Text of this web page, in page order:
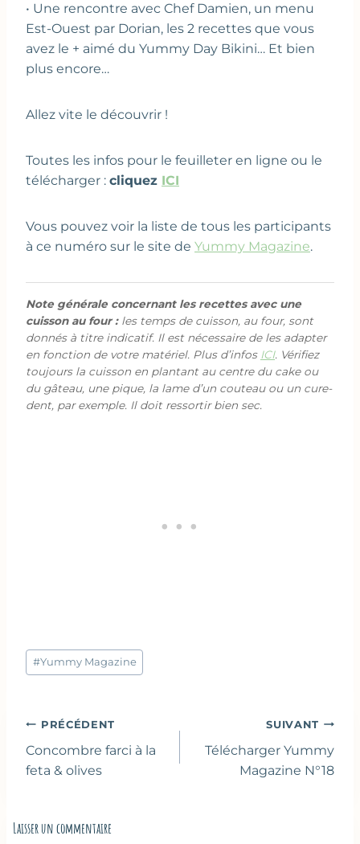
• Une rencontre avec Chef Damien, un menu
Est-Ouest par Dorian, les 2 recettes que vous
avez le + aimé du Yummy Day Bikini… Et bien
plus encore…
Allez vite le découvrir !
Toutes les infos pour le feuilleter en ligne ou le
télécharger : cliquez ICI
Vous pouvez voir la liste de tous les participants
à ce numéro sur le site de Yummy Magazine.
Note générale concernant les recettes avec une
cuisson au four :les temps de cuisson, au four, sont
donnés à titre indicatif. Il est nécessaire de les adapter
en fonction de votre matériel. Plus d’infos ICI. Vérifiez
toujours la cuisson en plantant au centre du cake ou
du gâteau, une pique, la lame d’un couteau ou un cure-
dent, par exemple. Il doit ressortir bien sec.
Étiquettes
de
#Yummy Magazine
Navigation
de
l’article
PRÉCÉDENT
Concombre farci à la
feta & olives
SUIVANT
Télécharger Yummy
Magazine N°18
Laisser un commentaire